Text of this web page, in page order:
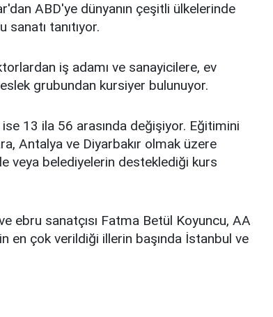
ABD'ye dünyanın çeşitli ülkelerinde
tanıtıyor.
iş adamı ve sanayicilere, ev
grubundan kursiyer bulunuyor.
13 ila 56 arasında değişiyor. Eğitimini
Antalya ve Diyarbakır olmak üzere
veya belediyelerin desteklediği kurs
ebru sanatçısı Fatma Betül Koyuncu, AA
en çok verildiği illerin başında İstanbul ve